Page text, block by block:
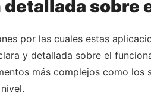
detallada
por las cuales estas
y detallada sobre el
más complejos como